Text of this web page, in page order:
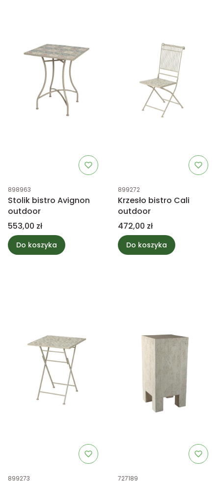
Kod produktu
898963
Stolik bistro Avignon
outdoor
Cena
553,00 zł
Do koszyka
Kod produktu
899272
Krzesło bistro Cali
outdoor
Cena
472,00 zł
Do koszyka
Kod produktu
899273 Kod produktu
727189